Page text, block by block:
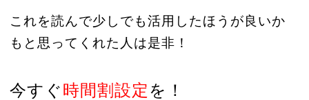
これを読んで少しでも活用したほうが良いか
もと思ってくれた人は是非！
今すぐ時間割設定を！